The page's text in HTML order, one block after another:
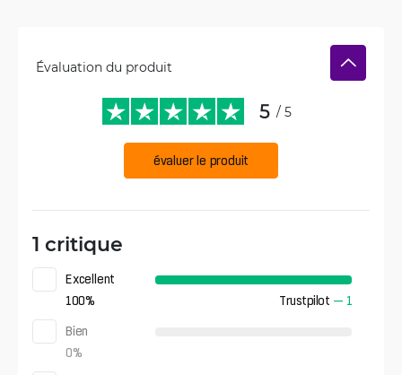
Évaluation du produit
5 / 5
évaluer le produit
1 critique
Excellent
100% Trustpilot — 1
Bien
0%